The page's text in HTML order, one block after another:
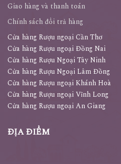
Giao hàng và thanh toán
Chính sách đổi trả hàng
Cửa hàng Rượu ngoại Cần Thơ
Cửa hàng Rượu ngoại Đồng Nai
Cửa hàng Rượu Ngoại Tây Ninh
Cửa hàng Rượu Ngoại Lâm Đồng
Cửa hàng Rượu ngoại Khánh Hoà
Cửa hàng Rượu ngoại Vĩnh Long
Cửa hàng Rượu ngoại An Giang
ĐỊA ĐIỂM